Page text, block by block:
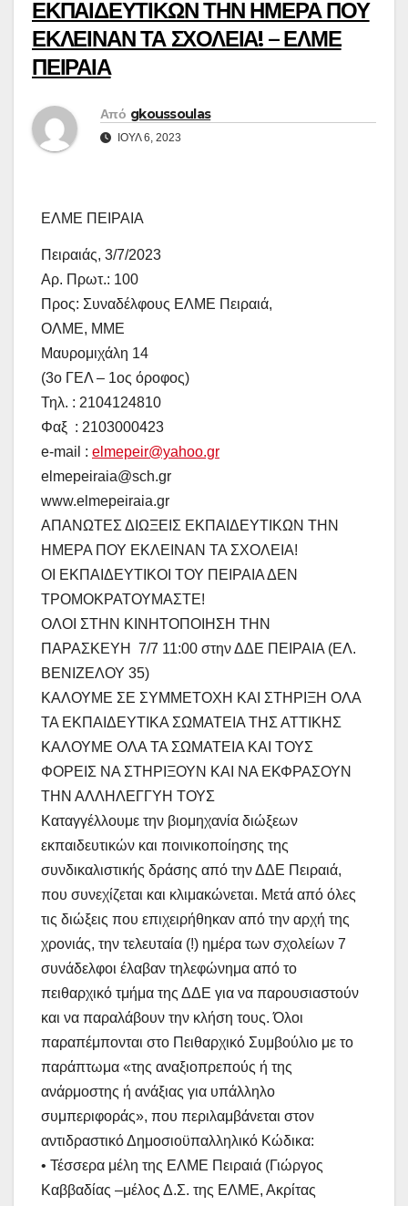
ΕΚΠΑΙΔΕΥΤΙΚΩΝ ΤΗΝ ΗΜΕΡΑ ΠΟΥ
ΕΚΛΕΙΝΑΝ ΤΑ ΣΧΟΛΕΙΑ! – ΕΛΜΕ
ΠΕΙΡΑΙΑ
Από gkoussoulas
ΙΟΎΛ 6, 2023
ΕΛΜΕ ΠΕΙΡΑΙΑ
Πειραιάς, 3/7/2023
Αρ. Πρωτ.: 100
Προς: Συναδέλφους ΕΛΜΕ Πειραιά,
ΟΛΜΕ, ΜΜΕ
Μαυρομιχάλη 14
(3ο ΓΕΛ – 1ος όροφος)
Τηλ. : 2104124810
Φαξ : 2103000423
e-mail : elmepeir@yahoo.gr
elmepeiraia@sch.gr
www.elmepeiraia.gr
ΑΠΑΝΩΤΕΣ ΔΙΩΞΕΙΣ ΕΚΠΑΙΔΕΥΤΙΚΩΝ ΤΗΝ
ΗΜΕΡΑ ΠΟΥ ΕΚΛΕΙΝΑΝ ΤΑ ΣΧΟΛΕΙΑ!
ΟΙ ΕΚΠΑΙΔΕΥΤΙΚΟΙ ΤΟΥ ΠΕΙΡΑΙΑ ΔΕΝ
ΤΡΟΜΟΚΡΑΤΟΥΜΑΣΤΕ!
ΟΛΟΙ ΣΤΗΝ ΚΙΝΗΤΟΠΟΙΗΣΗ ΤΗΝ
ΠΑΡΑΣΚΕΥΗ 7/7 11:00 στην ΔΔΕ ΠΕΙΡΑΙΑ (ΕΛ.
ΒΕΝΙΖΕΛΟΥ 35)
ΚΑΛΟΥΜΕ ΣΕ ΣΥΜΜΕΤΟΧΗ ΚΑΙ ΣΤΗΡΙΞΗ ΟΛΑ
ΤΑ ΕΚΠΑΙΔΕΥΤΙΚΑ ΣΩΜΑΤΕΙΑ ΤΗΣ ΑΤΤΙΚΗΣ
ΚΑΛΟΥΜΕ ΟΛΑ ΤΑ ΣΩΜΑΤΕΙΑ ΚΑΙ ΤΟΥΣ
ΦΟΡΕΙΣ ΝΑ ΣΤΗΡΙΞΟΥΝ ΚΑΙ ΝΑ ΕΚΦΡΑΣΟΥΝ
ΤΗΝ ΑΛΛΗΛΕΓΓΥΗ ΤΟΥΣ
Καταγγέλλουμε την βιομηχανία διώξεων
εκπαιδευτικών και ποινικοποίησης της
συνδικαλιστικής δράσης από την ΔΔΕ Πειραιά,
που συνεχίζεται και κλιμακώνεται. Μετά από όλες
τις διώξεις που επιχειρήθηκαν από την αρχή της
χρονιάς, την τελευταία (!) ημέρα των σχολείων 7
συνάδελφοι έλαβαν τηλεφώνημα από το
πειθαρχικό τμήμα της ΔΔΕ για να παρουσιαστούν
και να παραλάβουν την κλήση τους. Όλοι
παραπέμπονται στο Πειθαρχικό Συμβούλιο με το
παράπτωμα «της αναξιοπρεπούς ή της
ανάρμοστης ή ανάξιας για υπάλληλο
συμπεριφοράς», που περιλαμβάνεται στον
αντιδραστικό Δημοσιοϋπαλληλικό Κώδικα:
• Τέσσερα μέλη της ΕΛΜΕ Πειραιά (Γιώργος
Καββαδίας –μέλος Δ.Σ. της ΕΛΜΕ, Ακρίτας